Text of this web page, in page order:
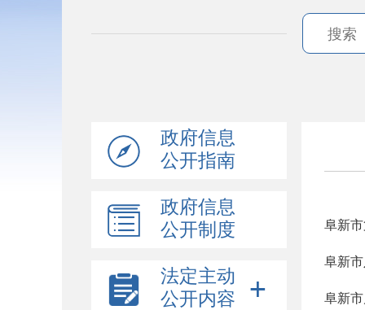
政府信息
公开指南
政府信息
公开制度
法定主动
公开内容
阜新
阜新
阜新